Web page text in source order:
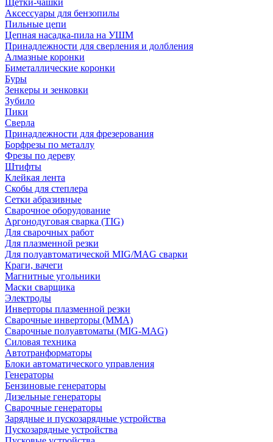
Щетки-чашки
Аксессуары для бензопилы
Пильные цепи
Цепная насадка-пила на УШМ
Принадлежности для сверления и долбления
Алмазные коронки
Биметаллические коронки
Буры
Зенкеры и зенковки
Зубило
Пики
Сверла
Принадлежности для фрезерования
Борфрезы по металлу
Фрезы по дереву
Штифты
Клейкая лента
Скобы для степлера
Сетки абразивные
Сварочное оборудование
Аргонодуговая сварка (TIG)
Для сварочных работ
Для плазменной резки
Для полуавтоматической MIG/MAG сварки
Краги, вачеги
Магнитные угольники
Маски сварщика
Электроды
Инверторы плазменной резки
Сварочные инверторы (MMA)
Сварочные полуавтоматы (MIG-MAG)
Силовая техника
Автотранформаторы
Блоки автоматического управления
Генераторы
Бензиновые генераторы
Дизельные генераторы
Сварочные генераторы
Зарядные и пускозарядные устройства
Пускозарядные устройства